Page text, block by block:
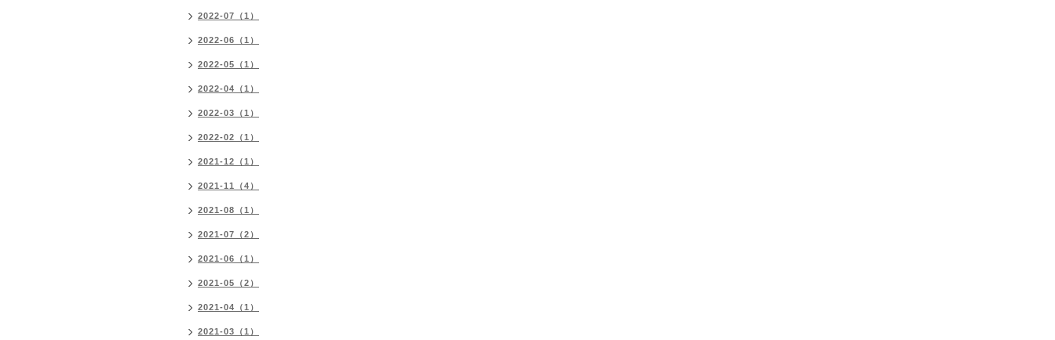
2022-07（1）
2022-06（1）
2022-05（1）
2022-04（1）
2022-03（1）
2022-02（1）
2021-12（1）
2021-11（4）
2021-08（1）
2021-07（2）
2021-06（1）
2021-05（2）
2021-04（1）
2021-03（1）